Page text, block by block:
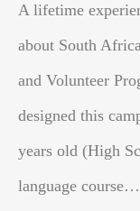
A lifetime
about South
and Volunteer
designed this
years old (High
language